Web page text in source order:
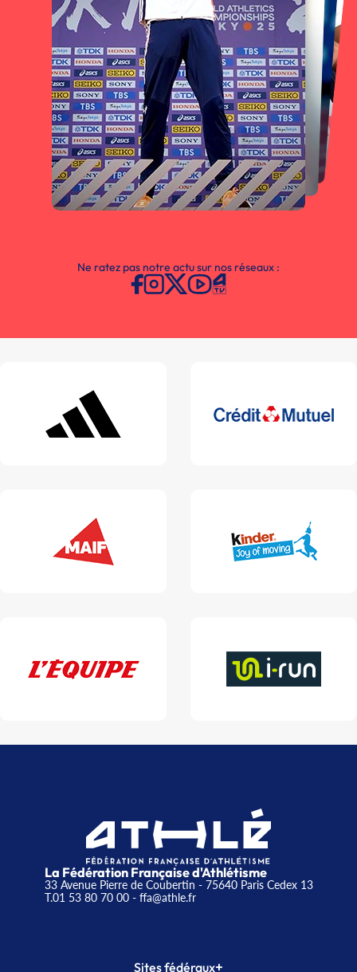
Ne ratez pas notre actu sur nos réseaux :
La Fédération Française d'Athlétisme
33 Avenue Pierre de Coubertin - 75640 Paris Cedex 13
T.01 53 80 70 00- ffa@athle.fr
Sites fédéraux+